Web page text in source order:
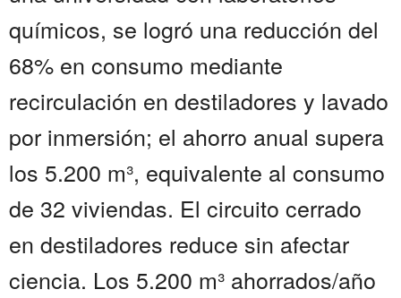
químicos, se logró una reducción del
68% en consumo mediante
recirculación en destiladores y lavado
por inmersión; el ahorro anual supera
los 5.200 m³, equivalente al consumo
de 32 viviendas. El circuito cerrado
en destiladores reduce sin afectar
ciencia. Los 5.200 m³ ahorrados/año